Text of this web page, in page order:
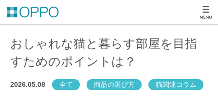
おしゃれな猫と暮らす部屋を目指
すためのポイントは？
2026.05.08 全て 商品の選び方 猫関連コラム